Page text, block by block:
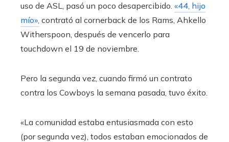
uso de ASL, pasó un poco desapercibido. «44, hijo
mío», contrató al cornerback de los Rams, Ahkello
Witherspoon, después de vencerlo para
touchdown el 19 de noviembre.
Pero la segunda vez, cuando firmó un contrato
contra los Cowboys la semana pasada, tuvo éxito.
«La comunidad estaba entusiasmada con esto
(por segunda vez), todos estaban emocionados de